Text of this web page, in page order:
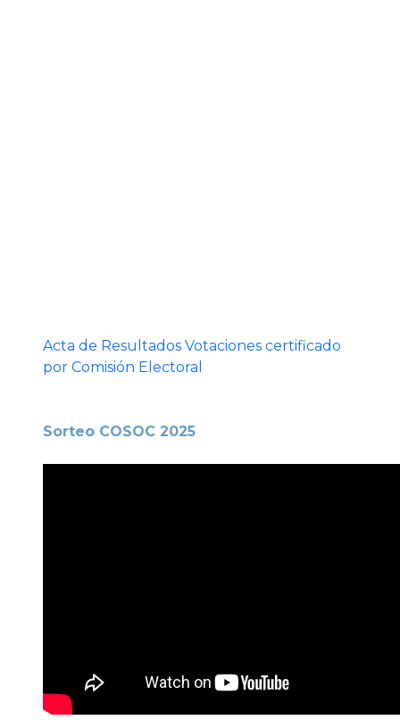
Acta de Resultados Votaciones certificado
por Comisión Electoral
Sorteo COSOC 2025